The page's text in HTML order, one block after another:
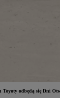
Toyoty odbędą się Dni